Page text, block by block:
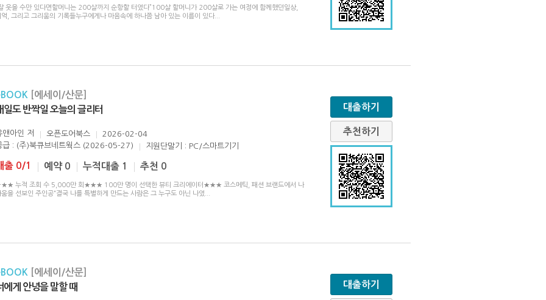
웃을 수만 있다면할머니는 200살까지 순항할 터였다”100살 할머니가 200살로 가는 여정에 함께했던일상,
억, 그리고 그리움의 기록들누구에게나 마음속에 하나쯤 남아 있는 이름이 있다...
[에세이/산문]
일도 반짝일 오늘의 글리터
앤아인 저 오픈도어북스
2026-02-04
급 : (주)북큐브네트웍스 (2026-05-27)
지원단말기 : PC/스마트기기
출 0/1 예약 0 누적대출 1 추천 0
누적 조회 수 5,000만 회★★★ 100만 명이 선택한 뷰티 크리에이터★★★ 코스메틱, 패션 브랜드에서 나
움을 선보인 주인공“결국 나를 특별하게 만드는 사람은 그 누구도 아닌 나였
대출하기
추천하기
[에세이/산문]
에게 안녕을 말할 때
대출하기